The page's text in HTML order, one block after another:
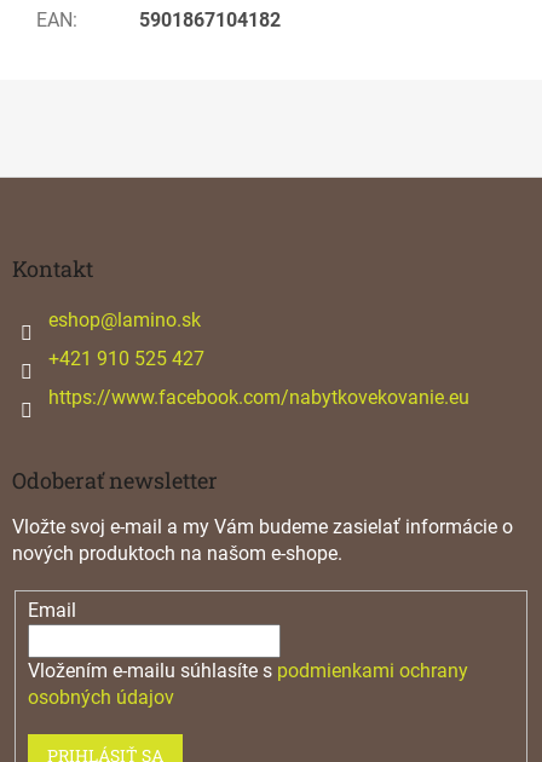
EAN: 5901867104182
Kontakt
eshop@lamino.sk
+421 910 525 427
https://www.facebook.com/nabytkovekovanie.eu
Odoberať newsletter
Vložte svoj e-mail a my Vám budeme zasielať informácie o
nových produktoch na našom e-shope.
Email
Vložením e-mailu súhlasíte s podmienkami ochrany
osobných údajov
PRIHLÁSIŤ SA